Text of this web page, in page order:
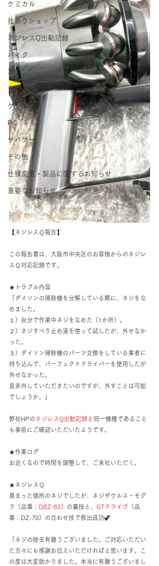
ケミカル
技ありショップ
ネジレスQ出動記録
バイク
車
自転車
ゲーム機
PC
サバゲー
その他
仕様変更・製品に関するお知らせ
重要なお知らせ
【ネジレスＱ報告】
この報告書は、大阪市中央区のお客様からのネジレ
スＱ対応記録です。
★トラブル内容
「ダイソンの掃除機を分解している際に、ネジをな
めました。
１）自分で作業中ネジをなめた（1か所）。
２）ネジすべり止め液を使って試したが、外せなか
った。
３）ダイソン掃除機のパーツ交換をしている業者に
持ち込んで、パーフェクトドライバーを使用したが
外せなかった。
是非外していただきたいのですが、外すことは可能
でしょうか。」
弊社HPのネジレスQ出動記録 と同一機種であること
も事前にご確認いただいたようです。
★作業ログ
お近くなので時間を調整して、ご来社いただく。
★ネジレスＱ
奥まった個所のネジでしたが、ネジザウルス・モグ
ラ（品番： DBZ-63）の裏技と、 GTドライヴ （品
番：DZ-70）の合わせ技で救出成功🦖
「ネジの除去有難うございました。ご対応いただい
た方々にも感謝お伝えいただければと思います。こ
の度は大変助かりました。本当に有難うございまし